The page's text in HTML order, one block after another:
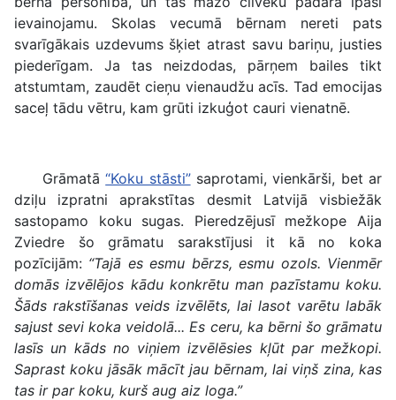
ievainojamu. Skolas vecumā bērnam nereti pats
svarīgākais uzdevums šķiet atrast savu bariņu, justies
piederīgam. Ja tas neizdodas, pārņem bailes tikt
atstumtam, zaudēt cieņu vienaudžu acīs. Tad emocijas
saceļ tādu vētru, kam grūti izkuģot cauri vienatnē.
Grāmatā“Koku stāsti”saprotami, vienkārši, bet ar
dziļu izpratni aprakstītas desmit Latvijā visbiežāk
sastopamo koku sugas. Pieredzējusī mežkope Aija
Zviedre šo grāmatu sarakstījusi it kā no koka
pozīcijām: “Tajā es esmu bērzs, esmu ozols. Vienmēr
domās izvēlējos kādu konkrētu man pazīstamu koku.
Šāds rakstīšanas veids izvēlēts, lai lasot varētu labāk
sajust sevi koka veidolā... Es ceru, ka bērni šo grāmatu
lasīs un kāds no viņiem izvēlēsies kļūt par mežkopi.
Saprast koku jāsāk mācīt jau bērnam, lai viņš zina, kas
tas ir par koku, kurš aug aiz loga.”